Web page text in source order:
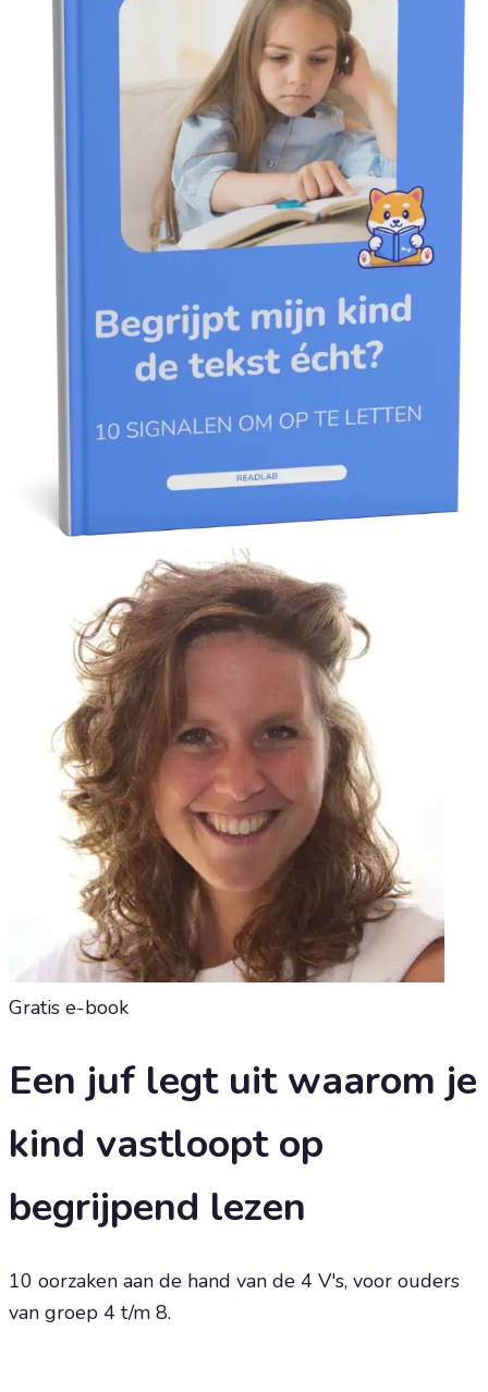
Gratis e-book
Een juflegt uit waarom je
kind vastloopt op
begrijpend lezen
10 oorzaken aan de hand van de 4 V's, voor ouders
van groep 4 t/m 8.